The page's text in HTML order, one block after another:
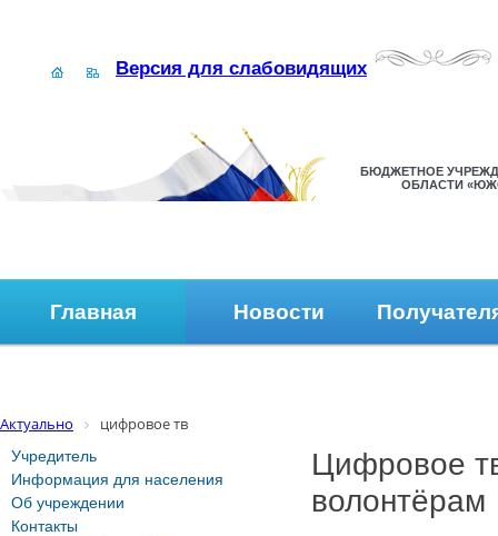
Версия для слабовидящих
БЮДЖЕТНОЕ
ОБЛАСТИ
Главная Новости
Актуально цифровое тв
Цифровое
волонтёрам
Учредитель
Информация для населения
Об учреждении
Контакты